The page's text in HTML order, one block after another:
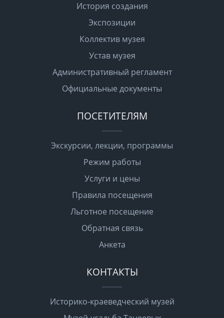
История создания
Экспозиции
Коллектив музея
Устав музея
Административный регламент
Официальные документы
ПОСЕТИТЕЛЯМ
Экскурсии, лекции, программы
Режим работы
Услуги и цены
Правила посещения
Льготное посещение
Обратная связь
Анкета
КОНТАКТЫ
Историко-краеведческий музей